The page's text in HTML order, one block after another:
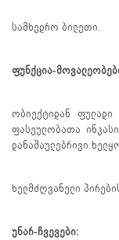
სამხედრო ბილეთი.
ფუნქცია-
ობიექტიდან
ფასეულობათა
დანაშაულებრივი
ხელმძღვანელი
უნარ-ჩვევები: